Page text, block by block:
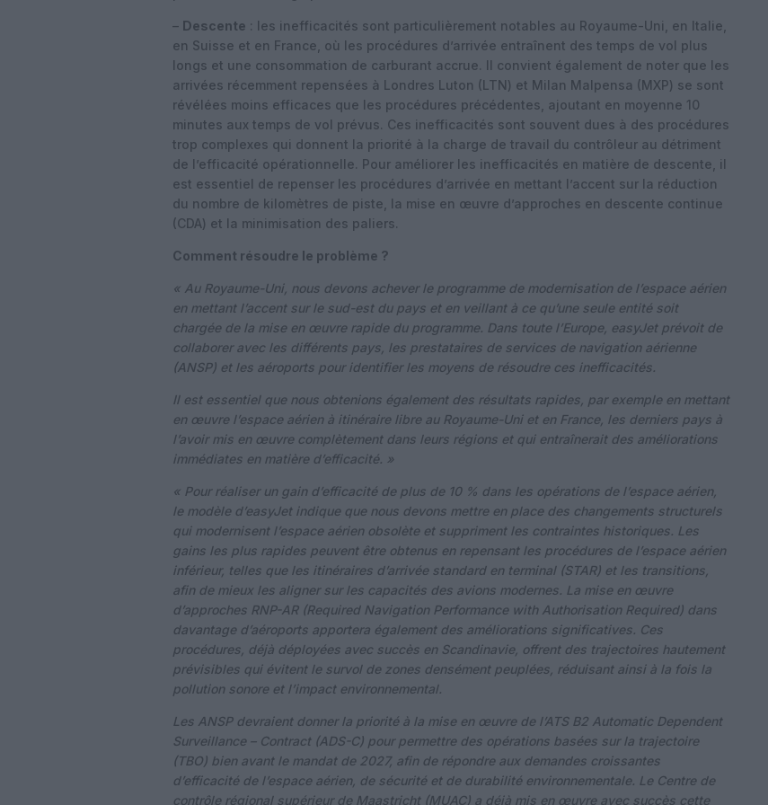
– Descente : les inefficacités sont particulièrement notables au Royaume-Uni, en Italie,
en Suisse et en France, où les procédures d’arrivée entraînent des temps de vol plus
longs et une consommation de carburant accrue. Il convient également de noter que les
arrivées récemment repensées à Londres Luton (LTN) et Milan Malpensa (MXP) se sont
révélées moins efficaces que les procédures précédentes, ajoutant en moyenne 10
minutes aux temps de vol prévus. Ces inefficacités sont souvent dues à des procédures
trop complexes qui donnent la priorité à la charge de travail du contrôleur au détriment
de l’efficacité opérationnelle. Pour améliorer les inefficacités en matière de descente, il
est essentiel de repenser les procédures d’arrivée en mettant l’accent sur la réduction
du nombre de kilomètres de piste, la mise en œuvre d’approches en descente continue
(CDA) et la minimisation des paliers.
Comment résoudre le problème ?
« Au Royaume-Uni, nous devons achever le programme de modernisation de l’espace aérien
en mettant l’accent sur le sud-est du pays et en veillant à ce qu’une seule entité soit
chargée de la mise en œuvre rapide du programme. Dans toute l’Europe, easyJet prévoit de
collaborer avec les différents pays, les prestataires de services de navigation aérienne
(ANSP) et les aéroports pour identifier les moyens de résoudre ces inefficacités.
Il est essentiel que nous obtenions également des résultats rapides, par exemple en mettant
en œuvre l’espace aérien à itinéraire libre au Royaume-Uni et en France, les derniers pays à
l’avoir mis en œuvre complètement dans leurs régions et qui entraînerait des améliorations
immédiates en matière d’efficacité. »
« Pour réaliser un gain d’efficacité de plus de 10 % dans les opérations de l’espace aérien,
le modèle d’easyJet indique que nous devons mettre en place des changements structurels
qui modernisent l’espace aérien obsolète et suppriment les contraintes historiques. Les
gains les plus rapides peuvent être obtenus en repensant les procédures de l’espace aérien
inférieur, telles que les itinéraires d’arrivée standard en terminal (STAR) et les transitions,
afin de mieux les aligner sur les capacités des avions modernes. La mise en œuvre
d’approches RNP-AR (Required Navigation Performance with Authorisation Required) dans
davantage d’aéroports apportera également des améliorations significatives. Ces
procédures, déjà déployées avec succès en Scandinavie, offrent des trajectoires hautement
prévisibles qui évitent le survol de zones densément peuplées, réduisant ainsi à la fois la
pollution sonore et l’impact environnemental.
Les ANSP devraient donner la priorité à la mise en œuvre de l’ATS B2 Automatic Dependent
Surveillance – Contract (ADS-C) pour permettre des opérations basées sur la trajectoire
(TBO) bien avant le mandat de 2027, afin de répondre aux demandes croissantes
d’efficacité de l’espace aérien, de sécurité et de durabilité environnementale. Le Centre de
contrôle régional supérieur de Maastricht (MUAC) a déjà mis en œuvre avec succès cette